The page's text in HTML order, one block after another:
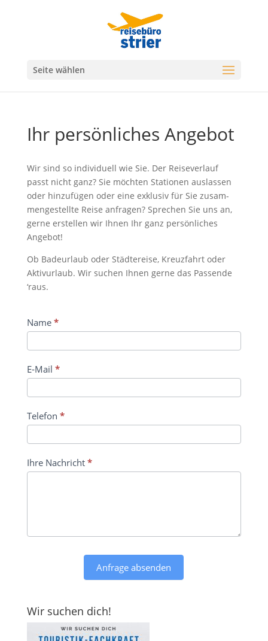
Seite wählen
Ihr persönliches Angebot
Wir sind so indi­vidu­ell wie Sie. Der Rei­sev­er­lauf
passt nicht ganz? Sie möcht­en Sta­tio­nen aus­lassen
oder hinzufü­gen oder eine exk­lu­siv für Sie zusam­
mengestellte Reise anfra­gen? Sprechen Sie uns an,
gerne erstellen wir Ihnen Ihr ganz per­sön­lich­es
Angebot!
Ob Badeurlaub oder Städtereise, Kreuz­fahrt oder
Aktivurlaub. Wir suchen Ihnen gerne das Passende
‘raus.
Ihr
per­
sön­
lich­
es
Name *
E‑Mail *
Tele­fon *
Ihre Nachricht *
Anfrage absenden
Wir suchen dich!